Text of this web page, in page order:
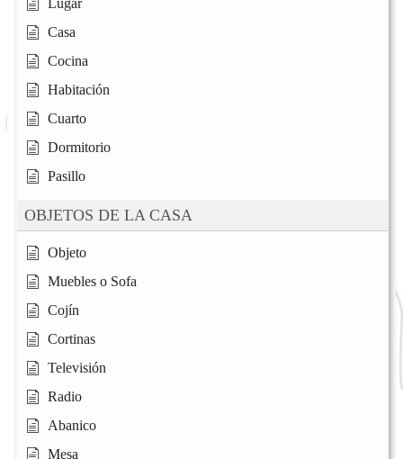
Lugar
Casa
Cocina
Habitación
Cuarto
Dormitorio
Pasillo
OBJETOS DE LA CASA
Objeto
Muebles o Sofa
Cojín
Cortinas
Televisión
Radio
Abanico
Mesa